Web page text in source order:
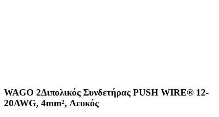
WAGO 2Διπολικός Συνδετήρας PUSH WIRE® 12-
20AWG, 4mm², Λευκός